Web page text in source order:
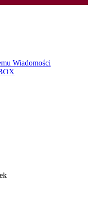
Wiadomości